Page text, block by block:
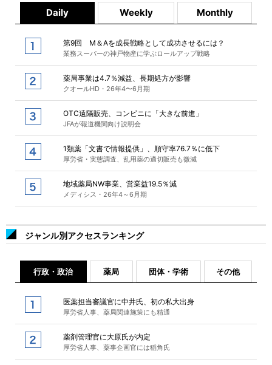
Daily Weekly Monthly
第9回 M＆Aを成長戦略として成功させるには？
業務スーパーの神戸物産に学ぶロールアップ戦略
薬局事業は4.7％減益、長期処方が影響
クオールHD・26年4〜6月期
OTC遠隔販売、コンビニに「大きな前進」
JFAが報道機関向け説明会
1類薬「文書で情報提供」、順守率76.7％に低下
厚労省・実態調査、乱用薬の適切販売も微減
地域薬局NW事業、営業益19.5％減
メディシス・26年4～6月期
ジャンル別アクセスランキング
行政・政治 薬局 団体・学術 その他
医薬担当審議官に中井氏、初の私大出身
厚労省人事、薬局関連施策にも精通
薬剤管理官に大原氏が内定
厚労省人事、薬事企画官には稲角氏